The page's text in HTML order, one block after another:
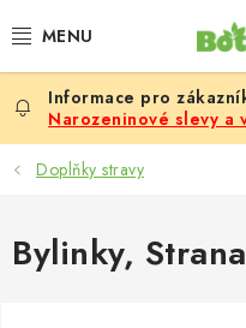
na
PREMIUM
DOPLŇKY STRAVY
Narozeninové slevy a
Doplňky stravy
Bylinky,